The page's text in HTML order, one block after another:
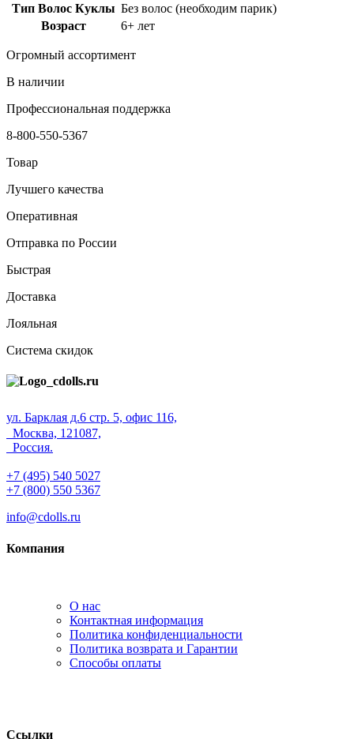
Тип Волос Куклы Без волос (необходим парик)
Возраст
6+ лет
Огромный ассортимент
В наличии
Профессиональная поддержка
8-800-550-5367
Товар
Лучшего качества
Оперативная
Отправка по России
Быстрая
Доставка
Лояльная
Система скидок
ул. Барклая д.6 стр. 5, офис 116,
Москва, 121087,
Россия.
+7 (495) 540 5027
+7 (800) 550 5367
info@cdolls.ru
Компания
О нас
Контактная информация
Политика конфиденциальности
Политика возврата и Гарантии
Способы оплаты
Ссылки